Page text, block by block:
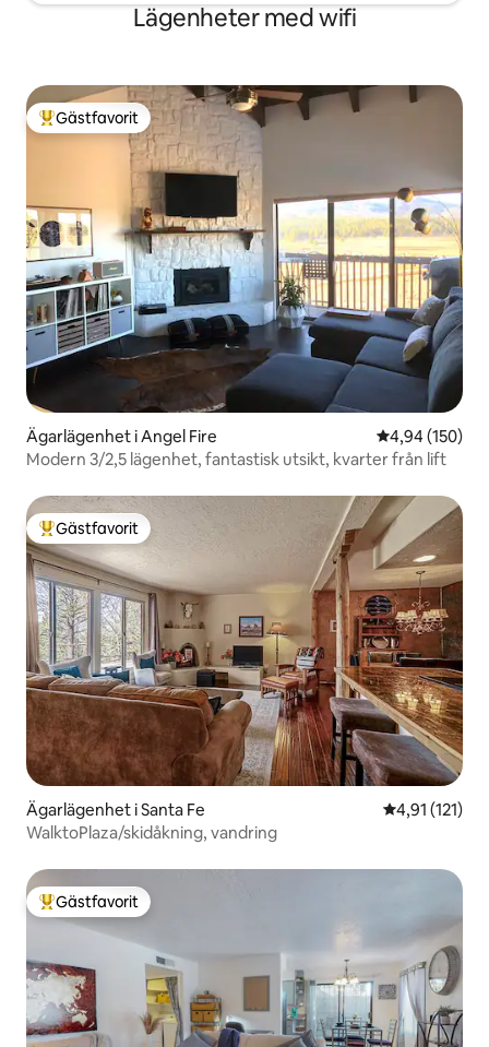
Lägenheter med wifi
Populär gästfavorit
Gästfavorit
Ägarlägenhet i Angel Fire 4,94 av 5 i
4,94 (150)
Modern 3/2,5 lägenhet, fantastisk utsikt, kvarter från lift
Populär gästfavorit
Gästfavorit
Ägarlägenhet i Santa Fe 4,91 av 5 i
4,91 (121)
WalktoPlaza/skidåkning, vandring
Populär gästfavorit
Gästfavorit